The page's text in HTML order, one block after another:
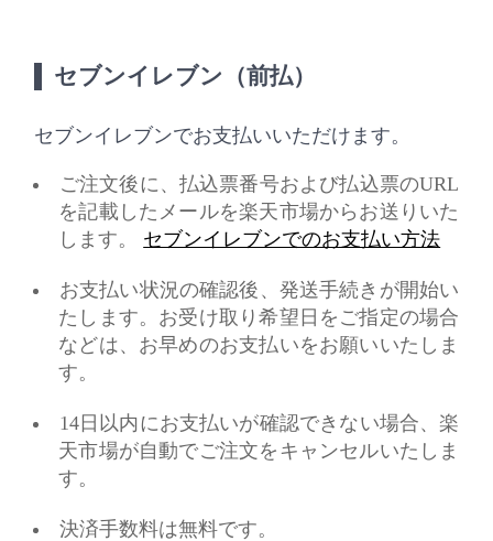
セブンイレブン（前払）
セブンイレブンでお支払いいただけます。
ご注文後に、払込票番号および払込票のURL
を記載したメールを楽天市場からお送りいた
します。 セブンイレブンでのお支払い方法
お支払い状況の確認後、発送手続きが開始い
たします。お受け取り希望日をご指定の場合
などは、お早めのお支払いをお願いいたしま
す。
14日以内にお支払いが確認できない場合、楽
天市場が自動でご注文をキャンセルいたしま
す。
決済手数料は無料です。